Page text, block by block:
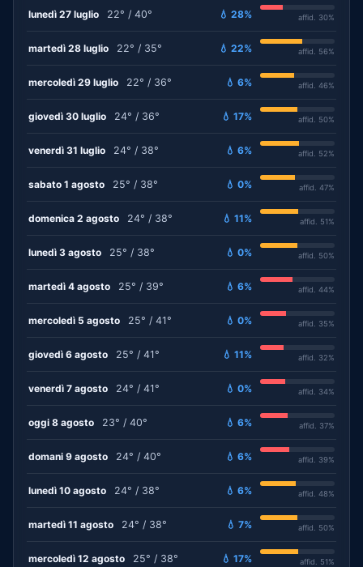
lunedì 27 luglio 22° / 40° 💧 28% affid. 30%
martedì 28 luglio 22° / 35° 💧 22% affid. 56%
mercoledì 29 luglio 22° / 36° 💧 6% affid. 46%
giovedì 30 luglio 24° / 36° 💧 17% affid. 50%
venerdì 31 luglio 24° / 38° 💧 6% affid. 52%
sabato 1 agosto 25° / 38° 💧 0% affid. 47%
domenica 2 agosto 24° / 38° 💧 11% affid. 51%
lunedì 3 agosto 25° / 38° 💧 0% affid. 50%
martedì 4 agosto 25° / 39° 💧 6% affid. 44%
mercoledì 5 agosto 25° / 41° 💧 0% affid. 35%
giovedì 6 agosto 25° / 41° 💧 11% affid. 32%
venerdì 7 agosto 24° / 41° 💧 0% affid. 34%
oggi 8 agosto 23° / 40° 💧 6% affid. 37%
domani 9 agosto 24° / 40° 💧 6% affid. 39%
lunedì 10 agosto 24° / 38° 💧 6% affid. 48%
martedì 11 agosto 24° / 38° 💧 7% affid. 50%
mercoledì 12 agosto 25° / 38° 💧 17% affid. 51%